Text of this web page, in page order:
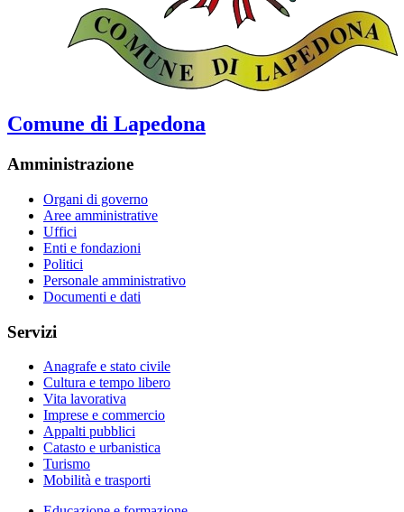
Comune di Lapedona
Amministrazione
Organi di governo
Aree amministrative
Uffici
Enti e fondazioni
Politici
Personale amministrativo
Documenti e dati
Servizi
Anagrafe e stato civile
Cultura e tempo libero
Vita lavorativa
Imprese e commercio
Appalti pubblici
Catasto e urbanistica
Turismo
Mobilità e trasporti